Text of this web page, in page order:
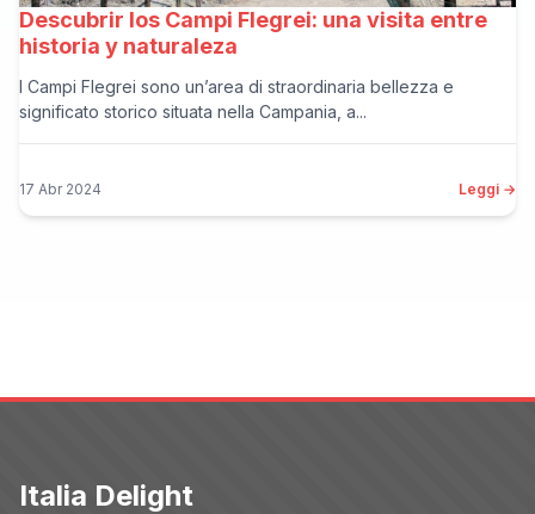
Descubrir los Campi Flegrei: una visita entre
historia y naturaleza
I Campi Flegrei sono un’area di straordinaria bellezza e
significato storico situata nella Campania, a...
17 Abr 2024 Leggi →
Italia Delight